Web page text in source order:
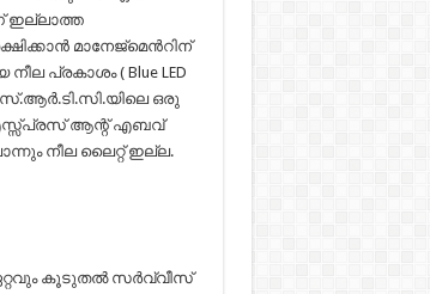
ഇല്ലാത്ത
മാനേജ്മെൻറിന്
പ്രകാശം ( Blue LED
ഒരു
എസ്സ്പ്രസ് ആന്റ് എബവ്
നീല ലൈറ്റ് ഇല്ല.
ഏറ്റവും കൂടുതൽ സർവ്വീസ്